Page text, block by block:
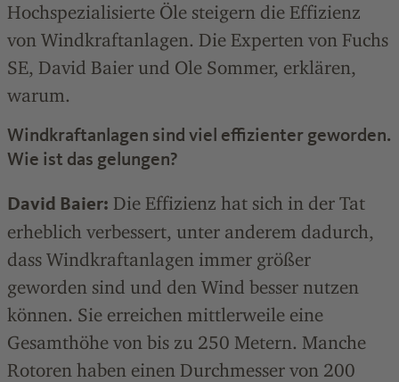
Hochspezialisierte Öle steigern die Effizienz
von Windkraftanlagen. Die Experten von Fuchs
SE, David Baier und Ole Sommer, erklären,
warum.
Windkraftanlagen sind viel effizienter geworden.
Wie ist das gelungen?
David Baier: Die Effizienz hat sich in der Tat
erheblich verbessert, unter anderem dadurch,
dass Windkraftanlagen immer größer
geworden sind und den Wind besser nutzen
können. Sie erreichen mittlerweile eine
Gesamthöhe von bis zu 250 Metern. Manche
Rotoren haben einen Durchmesser von 200